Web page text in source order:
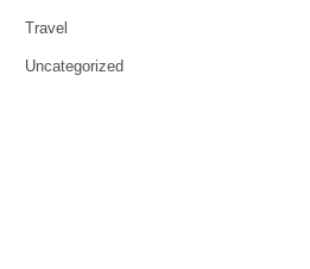
Travel
Uncategorized